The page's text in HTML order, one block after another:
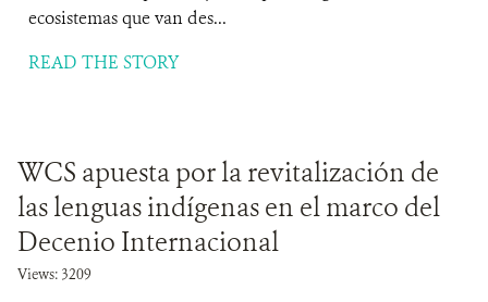
ecosistemas que van des...
READ THE STORY
WCS apuesta por la revitalización de
las lenguas indígenas en el marco del
Decenio Internacional
Views: 3209